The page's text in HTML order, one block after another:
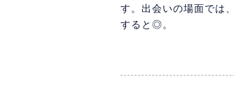
す。出会いの場面では
すると◎。